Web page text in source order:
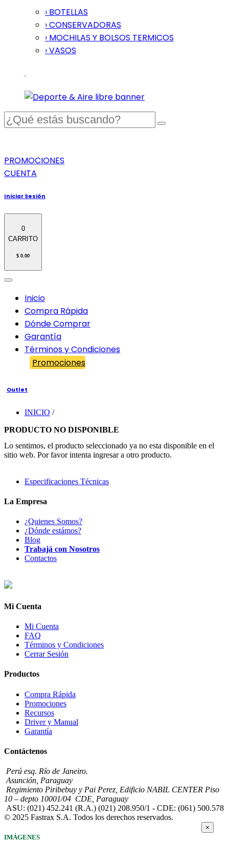
› BOTELLAS
› CONSERVADORAS
› MOCHILAS Y BOLSOS TERMICOS
› VASOS
PROMOCIONES
CUENTA
Iniciar Sesión
0
CARRITO
$ 0.00
Inicio
Compra Rápida
Dónde Comprar
Garantía
Términos y Condiciones
Promociones
Outlet
INICIO /
PRODUCTO NO DISPONIBLE
Lo sentimos, el producto seleccionado ya no esta disponible en el
sitio web. Por favor intenta ingresar a otro producto.
Especificaciones Técnicas
La Empresa
¿Quienes Somos?
¿Dónde estámos?
Blog
Trabajá con Nosotros
Contactos
Mi Cuenta
Mi Cuenta
FAQ
Términos y Condiciones
Cerrar Sesión
Productos
Compra Rápida
Promociones
Recursos
Driver y Manual
Garantía
Contáctenos
Perú esq. Río de Janeiro.
Asunción, Paraguay
Regimiento Piribebuy y Pai Perez, Edificio NABIL CENTER Piso
10 – depto 10001/04 CDE, Paraguay
ASU: (021) 452.241 (R.A.) (021) 208.950/1 - CDE: (061) 500.578
© 2025 Fastrax S.A. Todos los derechos reservados.
IMÁGENES
×